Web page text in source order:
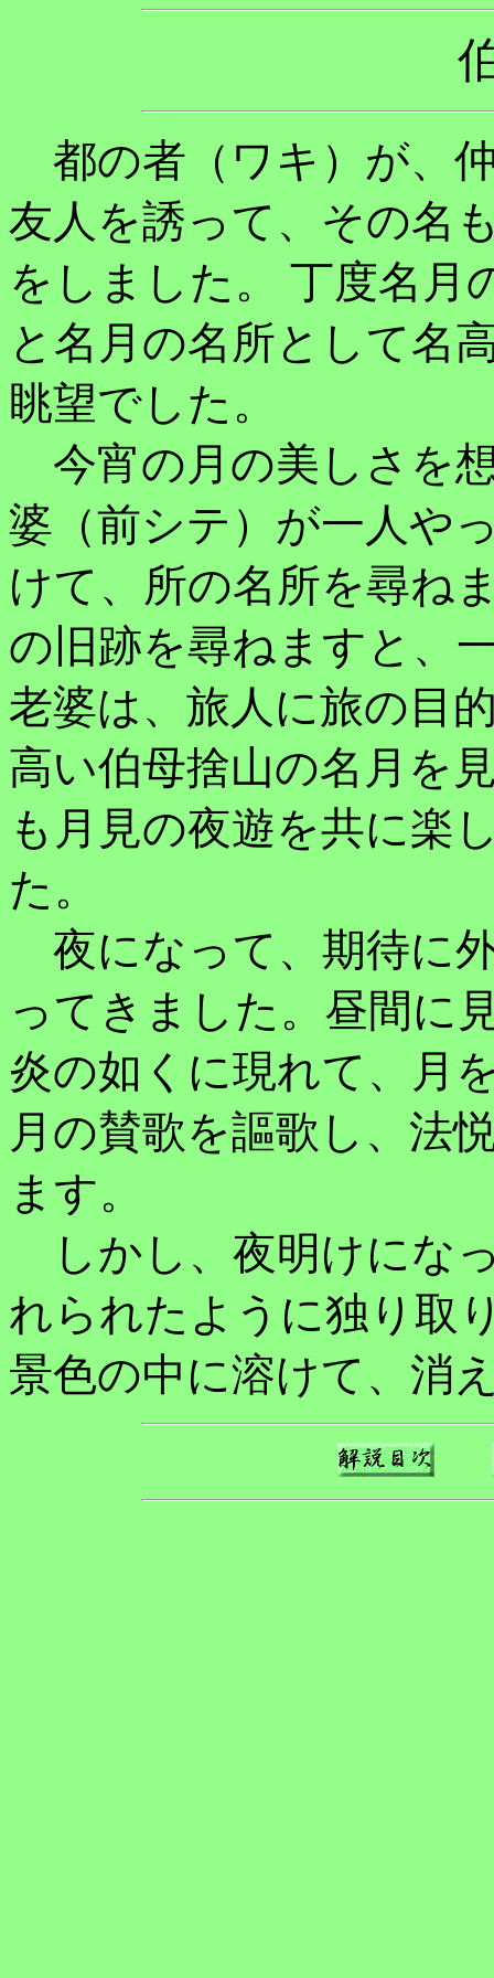
都の者（ワキ）が、
友人を誘って、その名
をしました。 丁度名月
と名月の名所として名
眺望でした。
今宵の月の美しさを
婆（前シテ）が一人や
けて、所の名所を尋ね
の旧跡を尋ねますと、
老婆は、旅人に旅の目
高い伯母捨山の名月を
も月見の夜遊を共に楽
た。
夜になって、期待に
ってきました。昼間に
炎の如くに現れて、月
月の賛歌を謳歌し、法
ます。
しかし、夜明けにな
れられたように独り取
景色の中に溶けて、消